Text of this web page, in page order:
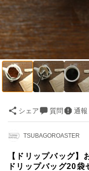
シェア 質問 通報
TSUBAGOROASTER
【ドリップバッグ】
ドリップバッグ20袋